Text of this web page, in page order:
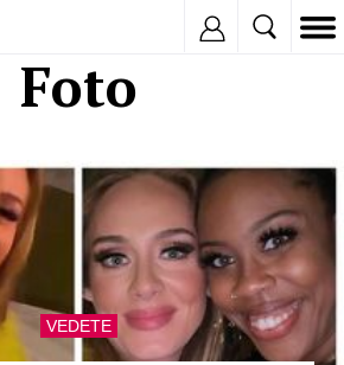
Foto
VEDETE